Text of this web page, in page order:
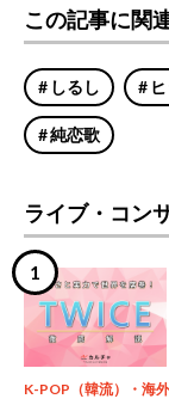
この記事に関
しるし
純恋歌
ライブ・コン
K-POP（韓流）・海